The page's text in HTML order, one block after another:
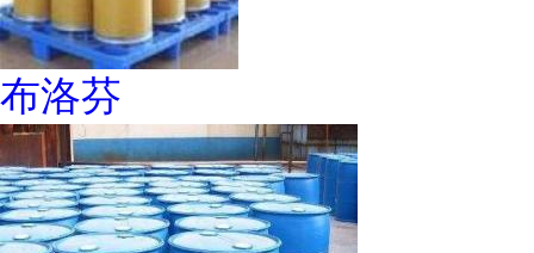
布洛芬